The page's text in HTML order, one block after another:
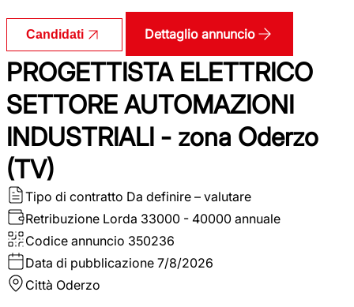
Candidati Dettaglio annuncio
PROGETTISTA ELETTRICO
SETTORE AUTOMAZIONI
INDUSTRIALI - zona Oderzo
(TV)
Tipo di contratto Da definire – valutare
Retribuzione Lorda 33000 - 40000 annuale
Codice annuncio 350236
Data di pubblicazione 7/8/2026
Città Oderzo